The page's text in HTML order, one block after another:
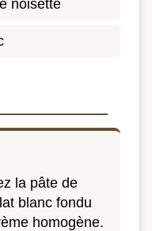
noisette
la pâte de
blanc fondu
homogène.